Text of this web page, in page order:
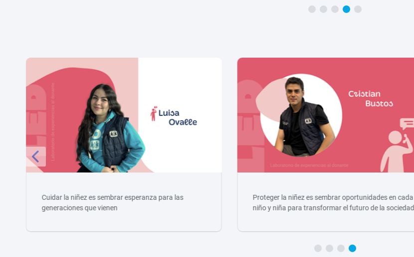
Cuidar la niñez es sembrar esperanza para las
generaciones que vienen
Proteger la niñez es sembrar oportunidades en cada
niño y niña para transformar el futuro de la sociedad